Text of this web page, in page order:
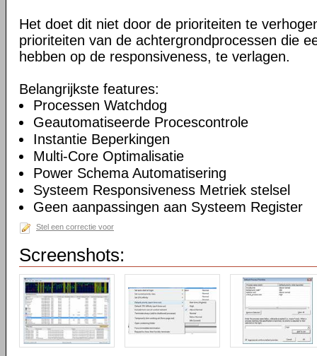
Het doet dit niet door de prioriteiten te
prioriteiten van de achtergrondprocessen die
hebben op de responsiveness, te verlagen.
Belangrijkste features:
Processen Watchdog
Geautomatiseerde Procescontrole
Instantie Beperkingen
Multi-Core Optimalisatie
Power Schema Automatisering
Systeem Responsiveness Metriek stelsel
Geen aanpassingen aan Systeem Register
Stel een correctie voor
Screenshots: